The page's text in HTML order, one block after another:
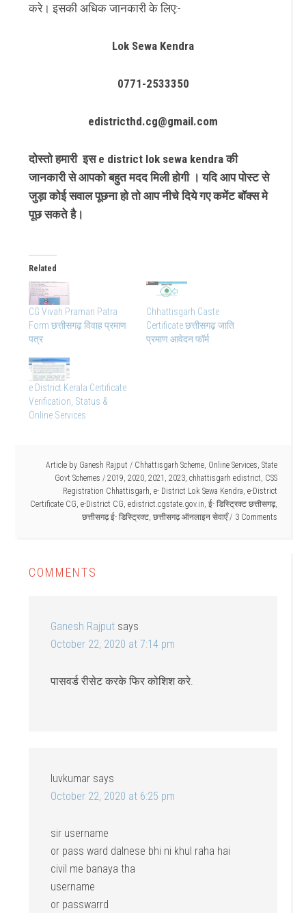
करे। इसकी अधिक जानकारी के लिए:-
Lok Sewa Kendra
0771-2533350
edistricthd.cg@gmail.com
दोस्तो हमारी इस e district lok sewa kendra की
जानकारी से आपको बहुत मदद मिली होगी । यदि आप पोस्ट से
जुड़ा कोई सवाल पूछना हो तो आप नीचे दिये गए कमेंट बॉक्स मे
पूछ सकते है।
Related
CG Vivah Praman Patra
Form छत्तीसगढ़ विवाह प्रमाण
पत्र
Chhattisgarh Caste
Certificate छत्तीसगढ़ जाति
प्रमाण आवेदन फॉर्म
e District Kerala Certificate
Verification, Status &
Online Services
Article by Ganesh Rajput / Chhattisgarh Scheme, Online Services, State
Govt Schemes / 2019, 2020, 2021 , 2023, chhattisgarh edistrict, CSS
Registration Chhattisgarh, e- District Lok Sewa Kendra, e-District
Certificate CG, e-District CG, edistrict.cgstate.gov.in, ई- डिस्ट्रिक्ट छत्तीसगढ़,
छत्तीसगढ़ ई- डिस्ट्रिक्ट, छत्तीसगढ़ ऑनलाइन सेवाएँ 3 Comments
COMMENTS
Ganesh Rajput says
October 22, 2020 at 7:14 pm
पासवर्ड रीसेट करके फिर कोशिश करे.
luvkumar says
October 22, 2020 at 6:25 pm
sir username
or pass ward dalnese bhi ni khul raha hai
civil me banaya tha
username
or passwarrd